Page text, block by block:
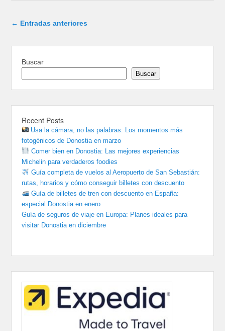
Navegación de entradas
← Entradas anteriores
Buscar
Buscar
Recent Posts
Usa la cámara, no las palabras: Los momentos más
fotogénicos de Donostia en marzo
Comer bien en Donostia: Las mejores experiencias
Michelin para verdaderos foodies
Guía completa de vuelos al Aeropuerto de San Sebastián:
rutas, horarios y cómo conseguir billetes con descuento
Guía de billetes de tren con descuento en España:
especial Donostia en enero
Guía de seguros de viaje en Europa: Planes ideales para
visitar Donostia en diciembre